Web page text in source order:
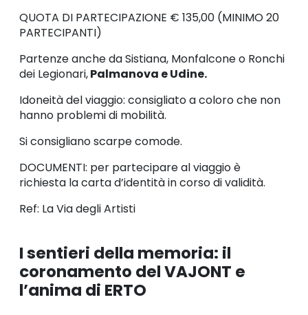
QUOTA DI PARTECIPAZIONE € 135,00 (MINIMO 20
PARTECIPANTI)
Partenze anche da Sistiana, Monfalcone o Ronchi
dei Legionari,Palmanova e Udine.
Idoneità del viaggio: consigliato a coloro che non
hanno problemi di mobilità.
Si consigliano scarpe comode.
DOCUMENTI: per partecipare al viaggio è
richiesta la carta d’identità in corso di validità.
Ref: La Via degli Artisti
I sentieri della memoria: il
coronamento del VAJONT e
l’anima di ERTO